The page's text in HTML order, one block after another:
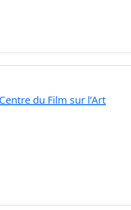
du Film sur l’Art